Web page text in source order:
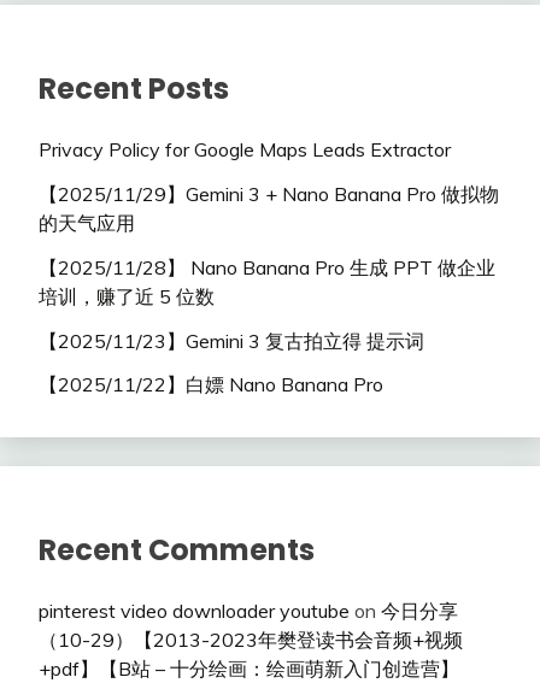
Recent Posts
Privacy Policy for Google Maps Leads Extractor
【2025/11/29】Gemini 3 + Nano Banana Pro 做拟物
的天气应用
【2025/11/28】 Nano Banana Pro 生成 PPT 做企业
培训，赚了近 5 位数
【2025/11/23】Gemini 3 复古拍立得 提示词
【2025/11/22】白嫖 Nano Banana Pro
Recent Comments
pinterest video downloader youtube on 今日分享
（10-29）【2013-2023年樊登读书会音频+视频
+pdf】【B站 – 十分绘画：绘画萌新入门创造营】